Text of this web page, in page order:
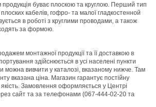
продукція буває плоскою та круглою. Перший тип
плоских кабелів, гофро- та малої гладкостенной
в роботі з круглими проводами, а також
за формою.
монтажної продукції та її доставкою в
здійснюється в усі населені пункти
можна вивчити у каталозі, вказаному нижче. Там
вказана ціна. Магазин гарантує постійну
якість. Замовлення оформляється у Центрі
сайт та за телефонами (067-444-02-20 та